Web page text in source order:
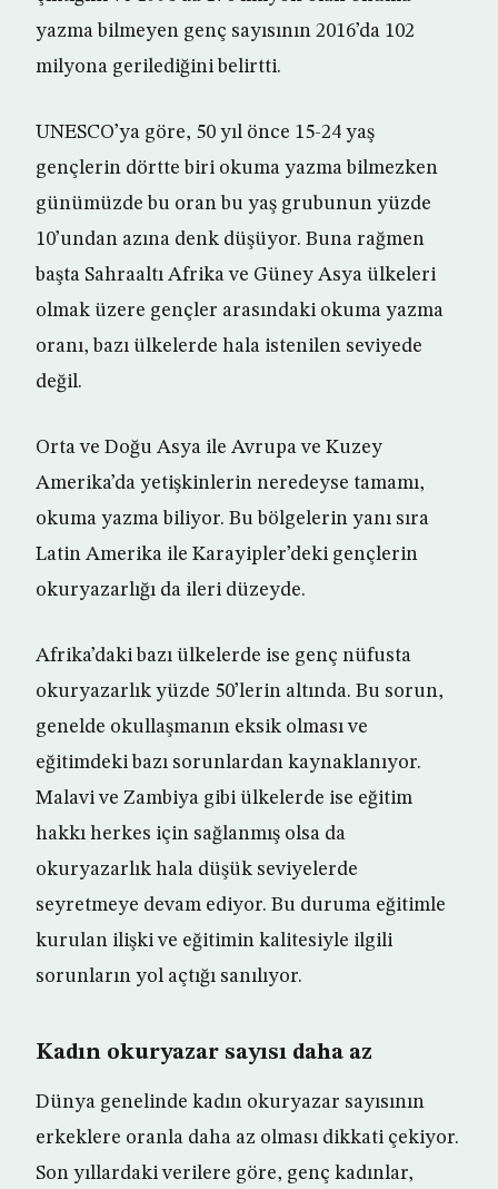
yazma bilmeyen genç sayısının 2016’da 102
milyona gerilediğini belirtti.
UNESCO’ya göre, 50 yıl önce 15-24 yaş
gençlerin dörtte biri okuma yazma bilmezken
günümüzde bu oran bu yaş grubunun yüzde
10’undan azına denk düşüyor. Buna rağmen
başta Sahraaltı Afrika ve Güney Asya ülkeleri
olmak üzere gençler arasındaki okuma yazma
oranı, bazı ülkelerde hala istenilen seviyede
değil.
Orta ve Doğu Asya ile Avrupa ve Kuzey
Amerika’da yetişkinlerin neredeyse tamamı,
okuma yazma biliyor. Bu bölgelerin yanı sıra
Latin Amerika ile Karayipler’deki gençlerin
okuryazarlığı da ileri düzeyde.
Afrika’daki bazı ülkelerde ise genç nüfusta
okuryazarlık yüzde 50’lerin altında. Bu sorun,
genelde okullaşmanın eksik olması ve
eğitimdeki bazı sorunlardan kaynaklanıyor.
Malavi ve Zambiya gibi ülkelerde ise eğitim
hakkı herkes için sağlanmış olsa da
okuryazarlık hala düşük seviyelerde
seyretmeye devam ediyor. Bu duruma eğitimle
kurulan ilişki ve eğitimin kalitesiyle ilgili
sorunların yol açtığı sanılıyor.
Kadın okuryazar sayısı daha az
Dünya genelinde kadın okuryazar sayısının
erkeklere oranla daha az olması dikkati çekiyor.
Son yıllardaki verilere göre, genç kadınlar,